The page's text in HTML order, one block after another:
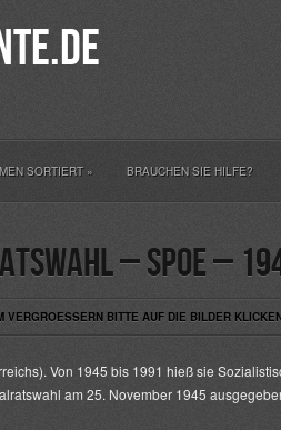
SORTIERT» BRAUCHEN SIE HILFE?
– SPOE –
BITTE AUF DIE BILDER
Von 1945 bis 1991 hieß sie
am 25. November 1945